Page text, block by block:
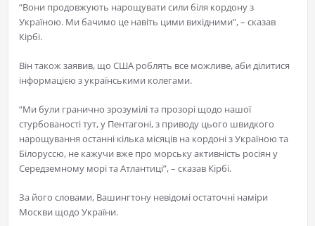
“Вони продовжують нарощувати сили біля кордону з
Україною. Ми бачимо це навіть цими вихідними”, – сказав
Кірбі.
Він також заявив, що США роблять все можливе, аби ділитися
інформацією з українськими колегами.
“Ми були гранично зрозумілі та прозорі щодо нашої
стурбованості тут, у Пентагоні, з приводу цього швидкого
нарощування останні кілька місяців на кордоні з Україною та
Білоруссю, не кажучи вже про морську активність росіян у
Середземному морі та Атлантиці”, – сказав Кірбі.
За його словами, Вашингтону невідомі остаточні наміри
Москви щодо України.